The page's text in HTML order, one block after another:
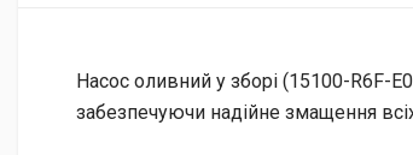
Насос оливний у зборі (15100-R6F-
забезпечуючи надійне змащення